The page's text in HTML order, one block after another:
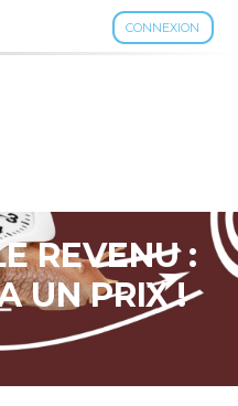
CONNEXION
REVENU :
UN PRIX !